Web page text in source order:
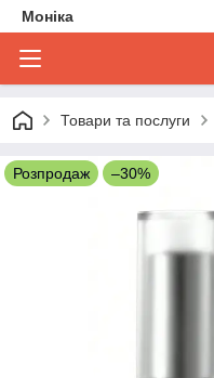
Моніка
Товари та послуги
Розпродаж –30%